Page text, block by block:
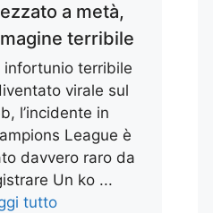
a metà,
terribile
infortunio terribile
virale sul
l’incidente in
League è
davvero raro da
Un ko ...
tutto